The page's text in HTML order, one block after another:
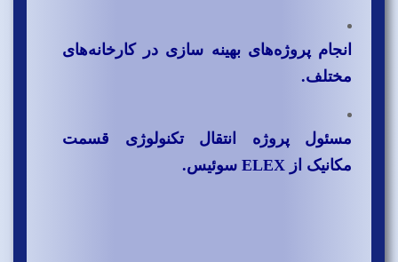
انجام پروژه‌های بهینه سازی در کارخانه‌های
مختلف.
مسئول پروژه انتقال تکنولوژی قسمت
مکانیک از ELEX سوئیس.